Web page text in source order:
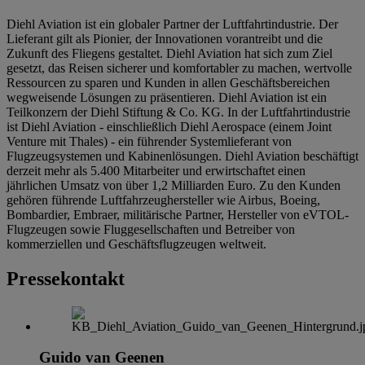
Diehl Aviation ist ein globaler Partner der Luftfahrtindustrie. Der
Lieferant gilt als Pionier, der Innovationen vorantreibt und die
Zukunft des Fliegens gestaltet. Diehl Aviation hat sich zum Ziel
gesetzt, das Reisen sicherer und komfortabler zu machen, wertvolle
Ressourcen zu sparen und Kunden in allen Geschäftsbereichen
wegweisende Lösungen zu präsentieren. Diehl Aviation ist ein
Teilkonzern der Diehl Stiftung & Co. KG. In der Luftfahrtindustrie
ist Diehl Aviation - einschließlich Diehl Aerospace (einem Joint
Venture mit Thales) - ein führender Systemlieferant von
Flugzeugsystemen und Kabinenlösungen. Diehl Aviation beschäftigt
derzeit mehr als 5.400 Mitarbeiter und erwirtschaftet einen
jährlichen Umsatz von über 1,2 Milliarden Euro. Zu den Kunden
gehören führende Luftfahrzeughersteller wie Airbus, Boeing,
Bombardier, Embraer, militärische Partner, Hersteller von eVTOL-
Flugzeugen sowie Fluggesellschaften und Betreiber von
kommerziellen und Geschäftsflugzeugen weltweit.
Pressekontakt
Guido van Geenen